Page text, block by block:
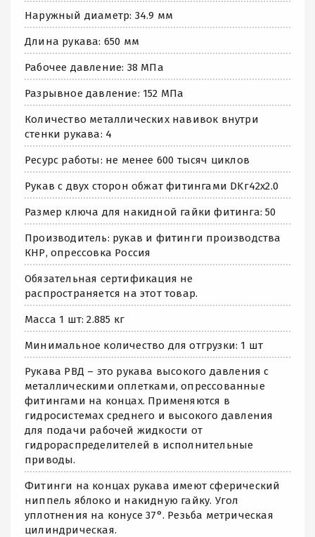
Наружный диаметр: 34.9 мм
Длина рукава: 650 мм
Рабочее давление: 38 МПа
Разрывное давление: 152 МПа
Количество металлических навивок внутри
стенки рукава: 4
Ресурс работы: не менее 600 тысяч циклов
Рукав с двух сторон обжат фитингами DKг42х2.0
Размер ключа для накидной гайки фитинга: 50
Производитель: рукав и фитинги производства
КНР, опрессовка Россия
Обязательная сертификация не
распространяется на этот товар.
Масса 1 шт: 2.885 кг
Минимальное количество для отгрузки: 1 шт
Рукава РВД – это рукава высокого давления с
металлическими оплетками, опрессованные
фитингами на концах. Применяются в
гидросистемах среднего и высокого давления
для подачи рабочей жидкости от
гидрораспределителей в исполнительные
приводы.
Фитинги на концах рукава имеют сферический
ниппель яблоко и накидную гайку. Угол
уплотнения на конусе 37°. Резьба метрическая
цилиндрическая.